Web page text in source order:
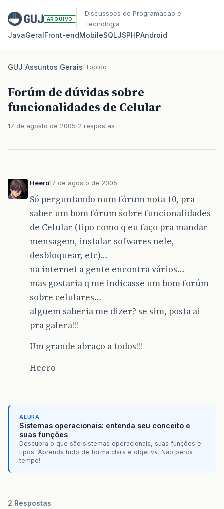
ARQUIVO
Discussoes de Programacao e
Tecnologia
JavaGeralFront‑endMobileSQLJSPHPAndroid
GUJ/Assuntos Gerais/Topico
Forúm de dúvidas sobre
funcionalidades de Celular
17 de agosto de 2005 2 respostas
Heero17 de agosto de 2005
Só perguntando num fórum nota 10, pra
saber um bom fórum sobre funcionalidades
de Celular (tipo como q eu faço pra mandar
mensagem, instalar sofwares nele,
desbloquear, etc)…
na internet a gente encontra vários…
mas gostaria q me indicasse um bom forúm
sobre celulares…
alguem saberia me dizer? se sim, posta ai
pra galera!!!
Um grande abraço a todos!!!
Heero
ALURA
Sistemas operacionais: entenda seu conceito e
suas funções
Descubra o que são sistemas operacionais, suas funções e
tipos. Aprenda tudo de forma clara e objetiva. Não perca
tempo!
2 Respostas